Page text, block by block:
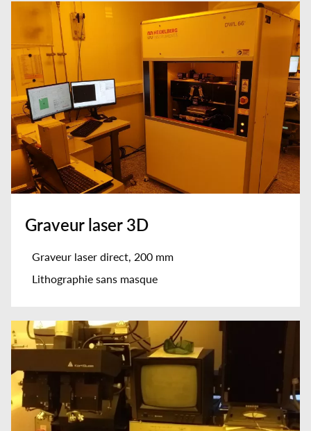
Graveur laser 3D
Graveur laser direct, 200 mm
Lithographie sans masque